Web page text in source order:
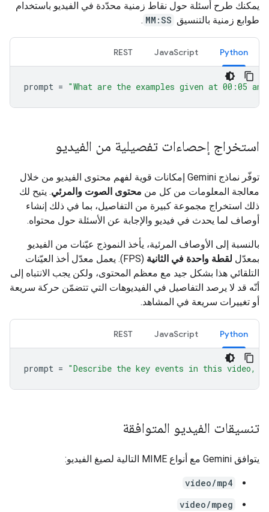
يمكنك طرح أسئلة حول نقاط زمنية محدّدة في الفيديو باستخدام
طوابع زمنية بالتنسيق MM:SS
.
Python
JavaScript
REST
prompt = "What are the examples given at 00:05
استخراج إحصاءات تفصيلية من الفيديو
توفّر نماذج Gemini إمكانات قوية لفهم محتوى الفيديو من خلال
معالجة المعلومات من كل من محتوى الصوت والمرئي. يتيح لك
ذلك استخراج مجموعة كبيرة من التفاصيل، بما في ذلك إنشاء
أوصاف لما يحدث في فيديو والإجابة عن الأسئلة حول محتواه.
بالنسبة إلى الأوصاف المرئية، يأخذ النموذج عيّنات من الفيديو
بمعدّل لقطة واحدة في الثانية
(FPS). يعمل معدّل أخذ العيّنات
التلقائي هذا بشكل جيد مع معظم المحتوى، ولكن يجب الانتباه إلى
أنّه قد لا يرصد التفاصيل في الفيديوهات التي تتضمّن حركة سريعة
أو تغييرات سريعة في المشاهد.
Python
JavaScript
REST
prompt = "Describe the key events in this video,
تنسيقات الفيديو المتوافقة
يتوافق Gemini مع أنواع MIME التالية لصيغ الفيديو:
video/mp4
video/mpeg